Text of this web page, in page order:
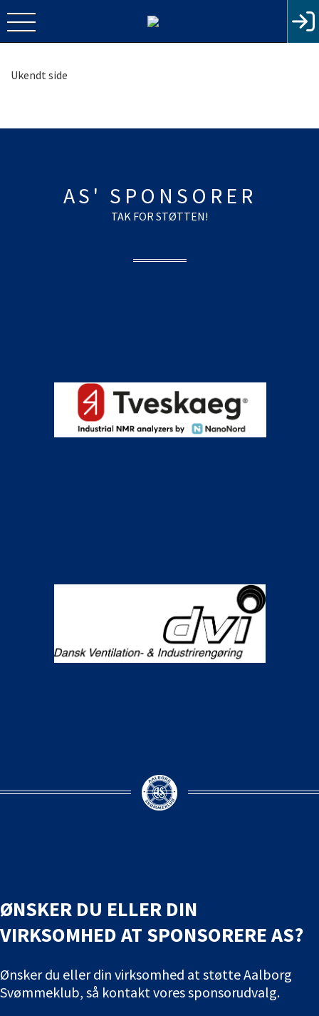
Ukendt side
AS' SPONSORER
TAK FOR STØTTEN!
ØNSKER DU ELLER DIN
VIRKSOMHED AT SPONSORERE AS?
Ønsker du eller din virksomhed at støtte Aalborg
Svømmeklub, så kontakt vores sponsorudvalg.